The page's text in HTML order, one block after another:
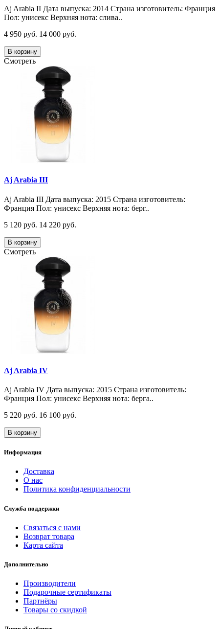
Aj Arabia II Дата выпуска: 2014 Страна изготовитель: Франция
Пол: унисекс Верхняя нота: слива..
4 950 руб. 14 000 руб.
В корзину
Смотреть
Aj Arabia III
Aj Arabia III Дата выпуска: 2015 Страна изготовитель:
Франция Пол: унисекс Верхняя нота: берг..
5 120 руб. 14 220 руб.
В корзину
Смотреть
Aj Arabia IV
Aj Arabia IV Дата выпуска: 2015 Страна изготовитель:
Франция Пол: унисекс Верхняя нота: берга..
5 220 руб. 16 100 руб.
В корзину
Информация
Доставка
О нас
Политика конфиденциальности
Служба поддержки
Связаться с нами
Возврат товара
Карта сайта
Дополнительно
Производители
Подарочные сертификаты
Партнёры
Товары со скидкой